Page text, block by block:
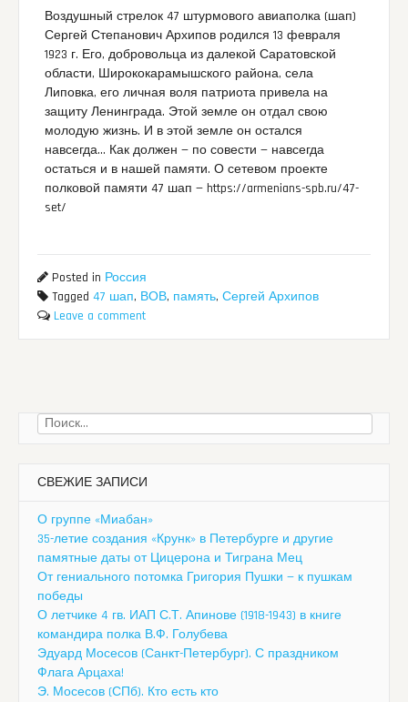
Воздушный стрелок 47 штурмового авиаполка (шап)
Сергей Степанович Архипов родился 13 февраля
1923 г. Его, добровольца из далекой Саратовской
области, Ширококарамышского района, села
Липовка, его личная воля патриота привела на
защиту Ленинграда. Этой земле он отдал свою
молодую жизнь. И в этой земле он остался
навсегда… Как должен — по совести — навсегда
остаться и в нашей памяти. О сетевом проекте
полковой памяти 47 шап — https://armenians-spb.ru/47-
set/
Posted in Россия
Tagged47 шап, ВОВ, память,Сергей Архипов
Leave a comment
Найти:
СВЕЖИЕ ЗАПИСИ
О группе «Миабан»
35-летие создания «Крунк» в Петербурге и другие
памятные даты от Цицерона и Тиграна Мец
От гениального потомка Григория Пушки — к пушкам
победы
О летчике 4 гв. ИАП С.Т. Апинове (1918-1943) в книге
командира полка В.Ф. Голубева
Эдуард Мосесов (Санкт-Петербург). С праздником
Флага Арцаха!
Э. Мосесов (СПб). Кто есть кто